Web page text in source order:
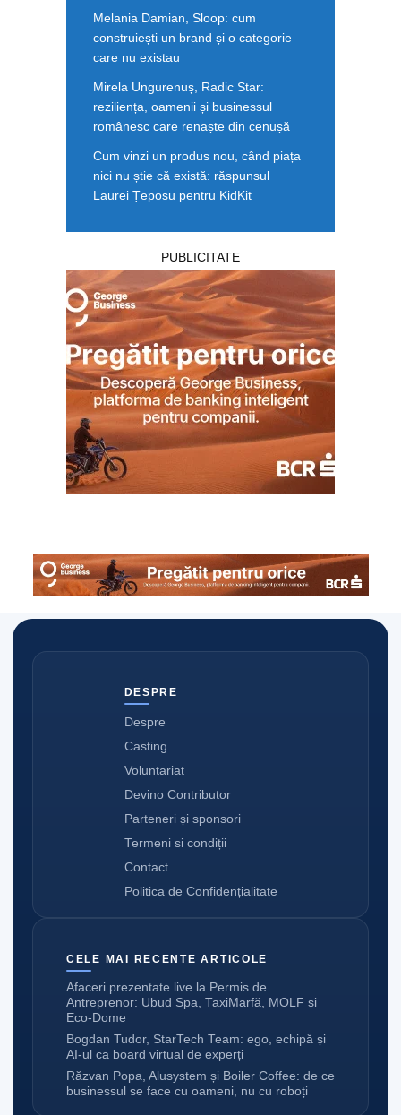
Melania Damian, Sloop: cum
construiești un brand și o categorie
care nu existau
Mirela Ungurenuș, Radic Star:
reziliența, oamenii și businessul
românesc care renaște din cenușă
Cum vinzi un produs nou, când piața
nici nu știe că există: răspunsul
Laurei Țeposu pentru KidKit
PUBLICITATE
DESPRE
Despre
Casting
Voluntariat
Devino Contributor
Parteneri și sponsori
Termeni si condiții
Contact
Politica de Confidențialitate
CELE MAI RECENTE ARTICOLE
Afaceri prezentate live la Permis de
Antreprenor: Ubud Spa, TaxiMarfă, MOLF și
Eco-Dome
Bogdan Tudor, StarTech Team: ego, echipă și
AI-ul ca board virtual de experți
Răzvan Popa, Alusystem și Boiler Coffee: de ce
businessul se face cu oameni, nu cu roboți